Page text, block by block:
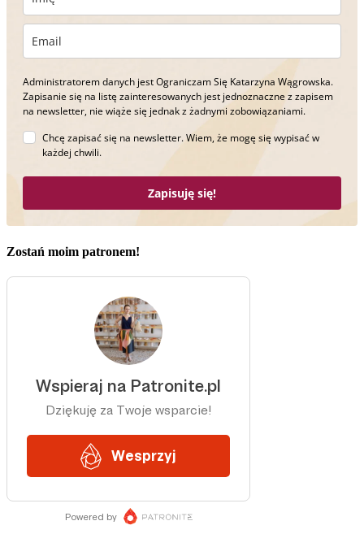
Administratorem danych jest Ograniczam Się Katarzyna Wągrowska.
Zapisanie się na listę zainteresowanych jest jednoznaczne z zapisem
na newsletter, nie wiąże się jednak z żadnymi zobowiązaniami.
Chcę zapisać się na newsletter. Wiem, że mogę się wypisać w
każdej chwili.
Zapisuję się!
Zostań moim patronem!